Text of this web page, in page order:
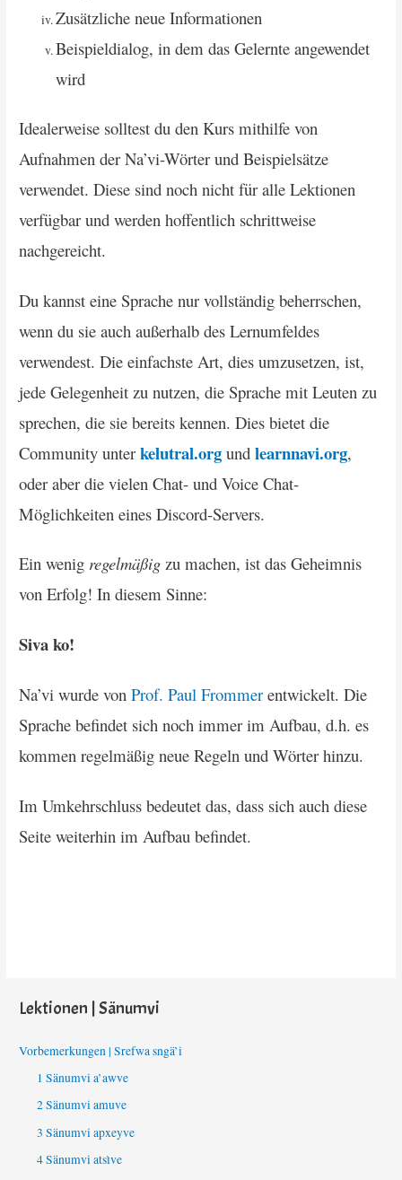
Zusätzliche neue Informationen
Beispieldialog, in dem das Gelernte angewendet
wird
Idealerweise solltest du den Kurs mithilfe von
Aufnahmen der Na’vi-Wörter und Beispielsätze
verwendet. Diese sind noch nicht für alle Lektionen
verfügbar und werden hoffentlich schrittweise
nachgereicht.
Du kannst eine Sprache nur vollständig beherrschen,
wenn du sie auch außerhalb des Lernumfeldes
verwendest. Die einfachste Art, dies umzusetzen, ist,
jede Gelegenheit zu nutzen, die Sprache mit Leuten zu
sprechen, die sie bereits kennen. Dies bietet die
Community unterkelutral.org undlearnnavi.org,
oder aber die vielen Chat- und Voice Chat-
Möglichkeiten eines Discord-Servers.
Ein wenig regelmäßig zu machen, ist das Geheimnis
von Erfolg! In diesem Sinne:
Siva ko!
Na’vi wurde vonProf. Paul Frommer entwickelt. Die
Sprache befindet sich noch immer im Aufbau, d.h. es
kommen regelmäßig neue Regeln und Wörter hinzu.
Im Umkehrschluss bedeutet das, dass sich auch diese
Seite weiterhin im Aufbau befindet.
Lektionen | Sänumvi
Vorbemerkungen | Srefwa sngä’i
1 Sänumvi a’awve
2 Sänumvi amuve
3 Sänumvi apxeyve
4 Sänumvi atsìve